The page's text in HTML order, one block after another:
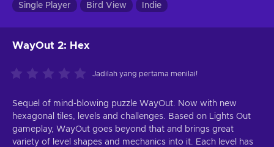
Single Player Bird View Indie
WayOut 2: Hex
Jadilah yang pertama menilai!
Sequel of mind-blowing puzzle WayOut. Now with new
hexagonal tiles, levels and challenges. Based on Lights Out
gameplay, WayOut goes beyond that and brings great
variety of level shapes and mechanics into it. Each level has